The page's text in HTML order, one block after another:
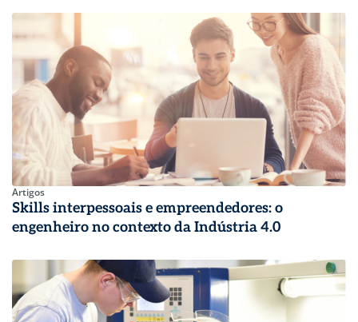
Artigos
Skills interpessoais e empreendedores: o
engenheiro no contexto da Indústria 4.0